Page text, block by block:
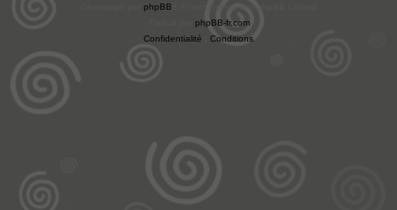
phpBB
phpBB-fr.com
Confidentialité
Conditions